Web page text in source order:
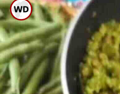
ಇದನ್ನು ಬೆಂದ
ಚೆನ್ನಾಗಿ